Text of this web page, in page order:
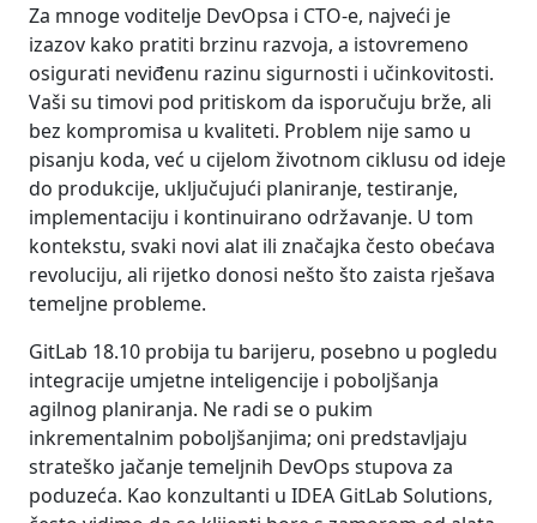
Za mnoge voditelje DevOpsa i CTO-e, najveći je
izazov kako pratiti brzinu razvoja, a istovremeno
osigurati neviđenu razinu sigurnosti i učinkovitosti.
Vaši su timovi pod pritiskom da isporučuju brže, ali
bez kompromisa u kvaliteti. Problem nije samo u
pisanju koda, već u cijelom životnom ciklusu od ideje
do produkcije, uključujući planiranje, testiranje,
implementaciju i kontinuirano održavanje. U tom
kontekstu, svaki novi alat ili značajka često obećava
revoluciju, ali rijetko donosi nešto što zaista rješava
temeljne probleme.
GitLab 18.10 probija tu barijeru, posebno u pogledu
integracije umjetne inteligencije i poboljšanja
agilnog planiranja. Ne radi se o pukim
inkrementalnim poboljšanjima; oni predstavljaju
strateško jačanje temeljnih DevOps stupova za
poduzeća. Kao konzultanti u IDEA GitLab Solutions,